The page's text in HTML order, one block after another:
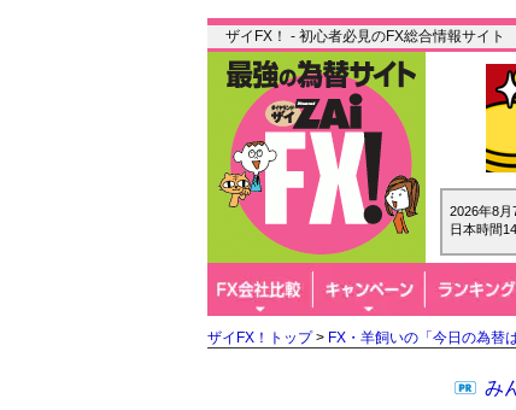
ザイFX！ - 初心者必見のFX総合情報サイト
2026年8月
日本時間
ザイFX！トップ> FX・羊飼いの「今日の為替
み